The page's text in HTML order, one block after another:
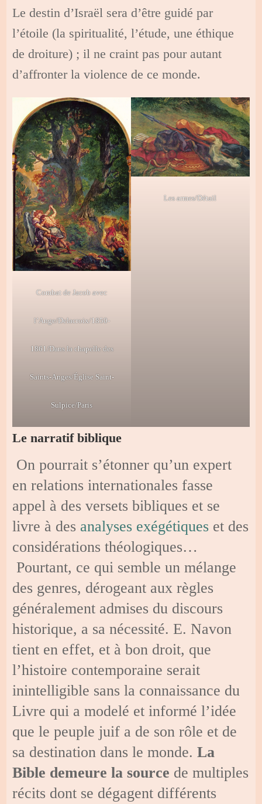
Le destin d’Israël sera d’être guidé par
l’étoile (la spiritualité, l’étude, une éthique
de droiture) ; il ne craint pas pour autant
d’affronter la violence de ce monde.
Combat de Jacob avec
l’Ange/Delacroix/1850-
1861/Dans la chapelle des
Saints-Anges/Église Saint-
Sulpice/Paris
Les armes/Détail
Le narratif biblique
On pourrait s’étonner qu’un expert
en relations internationales fasse
appel à des versets bibliques et se
livre à des analyses exégétiques et des
considérations théologiques…
Pourtant, ce qui semble un mélange
des genres, dérogeant aux règles
généralement admises du discours
historique, a sa nécessité. E. Navon
tient en effet, et à bon droit, que
l’histoire contemporaine serait
inintelligible sans la connaissance du
Livre qui a modelé et informé l’idée
que le peuple juif a de son rôle et de
sa destination dans le monde.La
Bible demeure la source de multiples
récits dont se dégagent différents